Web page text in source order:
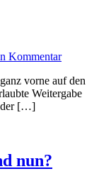
Kommentar
vorne auf den
Weitergabe
der […]
nun?